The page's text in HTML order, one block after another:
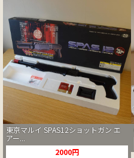
東京マルイ SPAS12ショットガン エ
アー...
2000円